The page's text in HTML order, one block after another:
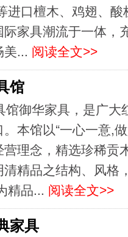
进口檀木、鸡翅、
家具潮流于一体，
... 阅读全文>>
馆
馆御华家具，是广
本馆以“一心一意,
理念，精选珍稀贡
精品之结构、风格
精品... 阅读全文>>
家具